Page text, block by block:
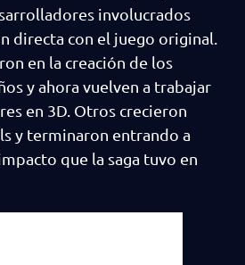
involucrados
directa con el juego original.
en la creación de los
y ahora vuelven a trabajar
en 3D. Otros crecieron
y terminaron entrando a
que la saga tuvo en